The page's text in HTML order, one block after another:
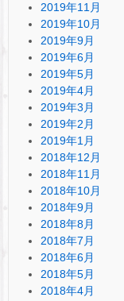
2019年11月
2019年10月
2019年9月
2019年6月
2019年5月
2019年4月
2019年3月
2019年2月
2019年1月
2018年12月
2018年11月
2018年10月
2018年9月
2018年8月
2018年7月
2018年6月
2018年5月
2018年4月